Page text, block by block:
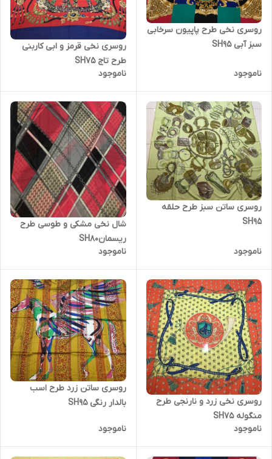
روسری نخی طرح پاپیون سرخابی
سبز آبی SH95
ناموجود
روسری نخی قرمز و ابی کاربنی
طرح تاج SH75
ناموجود
روسری ساتن سبز طرح حلقه
SH95
ناموجود
شال نخی مشکی و طوسی طرح
ریسمانSH80
ناموجود
روسری نخی زرد و نارنجی طرح
منگوله SH75
ناموجود
روسری ساتن زرد طرح اسب
بالدار رنگی SH95
ناموجود